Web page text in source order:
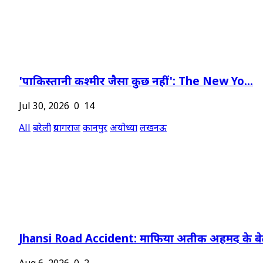
'पाकिस्तानी कश्मीर जैसा कुछ नहीं': The New Yo...
Jul 30, 2026 0 14
Allबरेलीप्रयागराजकानपुरअयोध्यालखनऊ
Jhansi Road Accident: माफिया अतीक अहमद के